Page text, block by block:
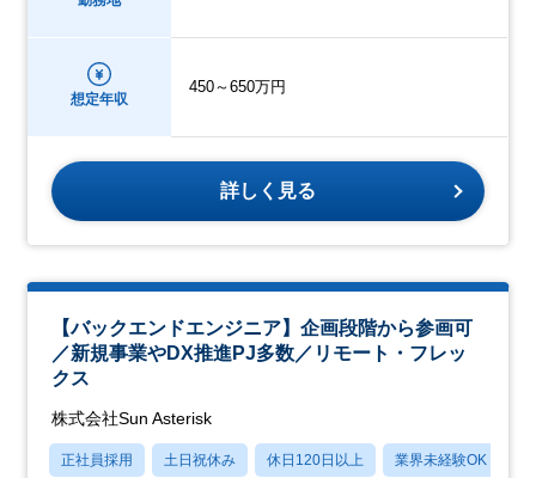
想定年収
450～650万円
詳しく見る
【バックエンドエンジニア】企画段階から参画可
／新規事業やDX推進PJ多数／リモート・フレッ
クス
株式会社Sun Asterisk
正社員採用 土日祝休み 休日120日以上 業界未経験OK